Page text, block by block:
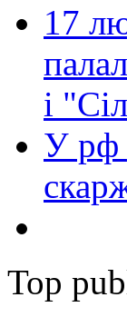
17
і
У рф
Top